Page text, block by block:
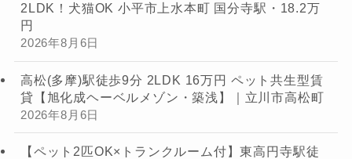
2LDK！犬猫OK 小平市上水本町 国分寺駅・18.2万
円
2026年8月6日
高松(多摩)駅徒歩9分 2LDK 16万円 ペット共生型賃
貸【旭化成ヘーベルメゾン・築浅】｜立川市高松町
2026年8月6日
【ペット2匹OK×トランクルーム付】東高円寺駅徒